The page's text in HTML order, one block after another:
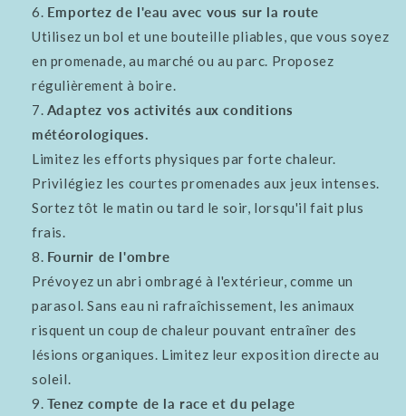
Emportez de l'eau avec vous sur la route
Utilisez un bol et une bouteille pliables, que vous soyez
en promenade, au marché ou au parc. Proposez
régulièrement à boire.
Adaptez vos activités aux conditions
météorologiques.
Limitez les efforts physiques par forte chaleur.
Privilégiez les courtes promenades aux jeux intenses.
Sortez tôt le matin ou tard le soir, lorsqu'il fait plus
frais.
Fournir de l'ombre
Prévoyez un abri ombragé à l'extérieur, comme un
parasol. Sans eau ni rafraîchissement, les animaux
risquent un coup de chaleur pouvant entraîner des
lésions organiques. Limitez leur exposition directe au
soleil.
Tenez compte de la race et du pelage